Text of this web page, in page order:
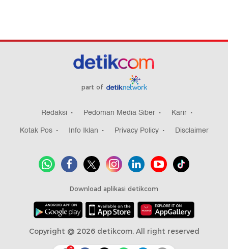
part of
Redaksi Pedoman Media Siber
Karir
Kotak Pos
Info Iklan Privacy Policy Disclaimer
Download aplikasi detikcom
Copyright @ 2026 detikcom, All right reserved